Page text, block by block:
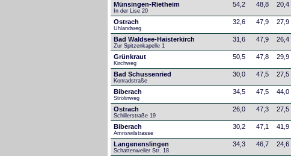
Münsingen-Rietheim
In der Lise 20
54,2 48,8 20,4
Ostrach
Uhlandweg
32,6 47,9 27,9
Bad Waldsee-Haisterkirch
Zur Spitzenkapelle 1
31,6 47,9 26,4
Grünkraut
Kirchweg
50,5 47,8 29,9
Bad Schussenried
Konradstraße
30,0 47,5 27,5
Biberach
Strölinweg
34,5 47,5 44,0
Ostrach
Schillerstraße 19
26,0 47,3 27,5
Biberach
Amriswilstrasse
30,2 47,1 41,9
Langenenslingen
Schattenweiler Str. 18
34,3 46,7 24,6